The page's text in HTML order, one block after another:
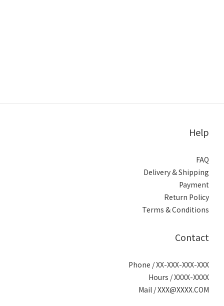
Help
FAQ
Delivery & Shipping
Payment
Return Policy
Terms & Conditions
Contact
Phone / XX-XXX-XXX-XXX
Hours / XXXX-XXXX
Mail / XXX@XXXX.COM